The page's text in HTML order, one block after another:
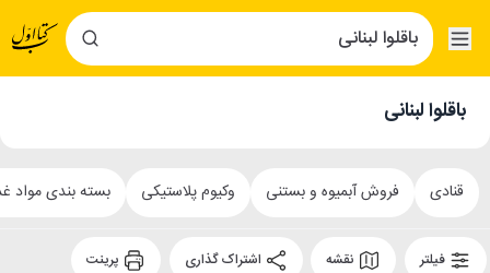
باقلوا لبنانی
قنادی فروش آبمیوه و بستنی وکیوم پلاستیکی بسته بندی مواد
فیلتر نقشه